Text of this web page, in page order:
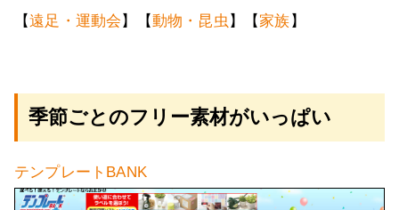
【遠足・運動会 】【動物・昆虫 】【 家族 】
季節ごとのフリー素材がいっぱい
テンプレートBANK